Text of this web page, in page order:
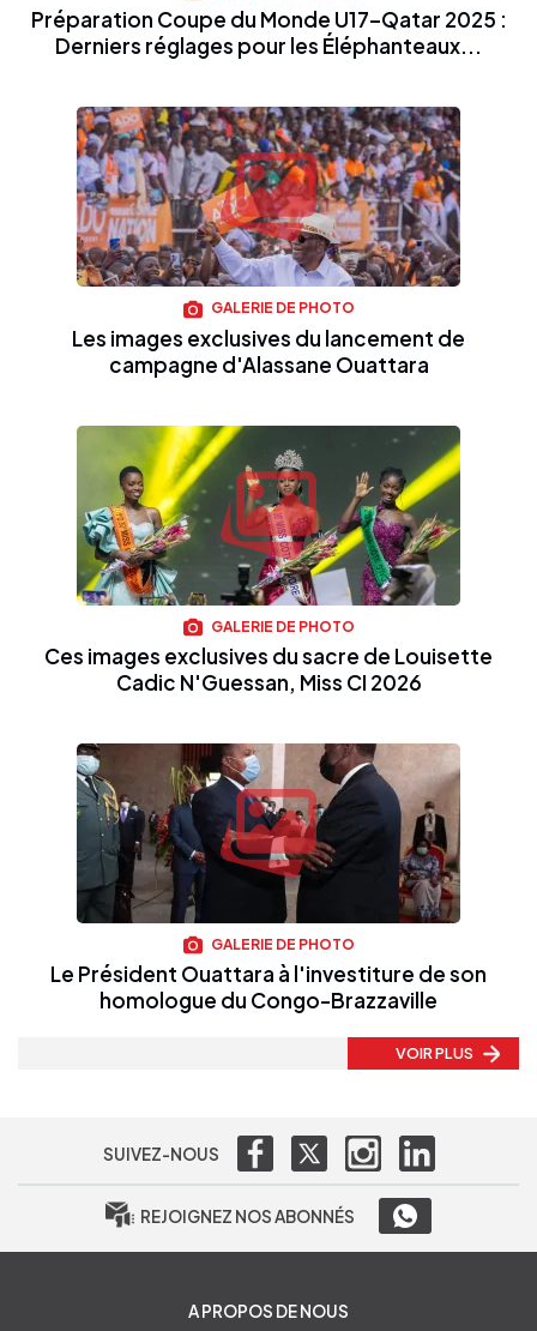
Préparation Coupe du Monde U17–Qatar 2025 :
Derniers réglages pour les Éléphanteaux...
GALERIE DE PHOTO
Les images exclusives du lancement de
campagne d'Alassane Ouattara
GALERIE DE PHOTO
Ces images exclusives du sacre de Louisette
Cadic N'Guessan, Miss CI 2026
GALERIE DE PHOTO
Le Président Ouattara à l'investiture de son
homologue du Congo-Brazzaville
VOIR PLUS
SUIVEZ-NOUS
REJOIGNEZ NOS ABONNÉS
A PROPOS DE NOUS